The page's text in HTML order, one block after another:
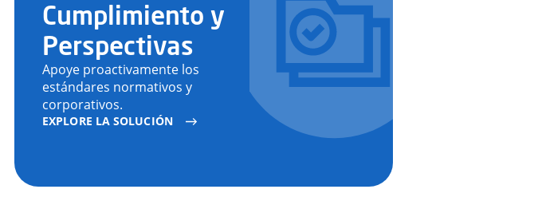
Cumplimiento y
Perspectivas
Apoye proactivamente los
estándares normativos y
corporativos.
EXPLORE LA SOLUCIÓN